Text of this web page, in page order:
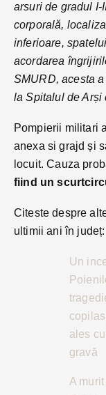
arsuri de gradul I-
corporală,
inferioare,
acordarea
SMURD, acesta
la Spitalul de Arși
Pompierii militari
anexa si grajd și
locuit. Cauza
fiind un
Citeste despre
ultimii ani în județ:
Un
ales
gravă
A